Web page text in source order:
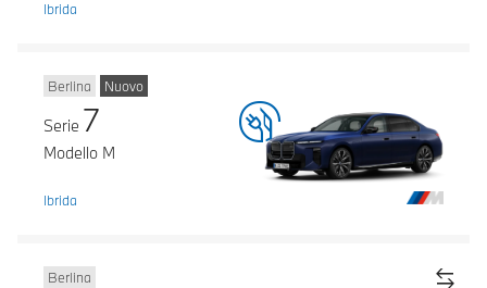
Ibrida
Berlina Nuovo
Serie 7
Modello M
Ibrida
Berlina